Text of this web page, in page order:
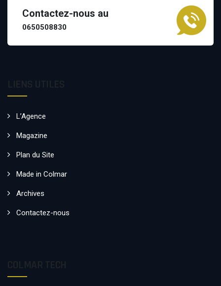
Contactez-nous au
0650508830
L’Agence
Magazine
Plan du Site
Made in Colmar
Archives
Contactez-nous